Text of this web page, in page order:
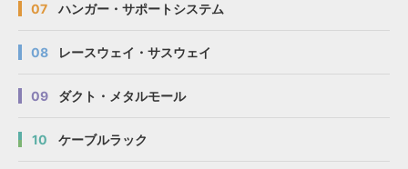
07 ハンガー・サポートシステム
08 レースウェイ・サスウェイ
09 ダクト・メタルモール
10 ケーブルラック